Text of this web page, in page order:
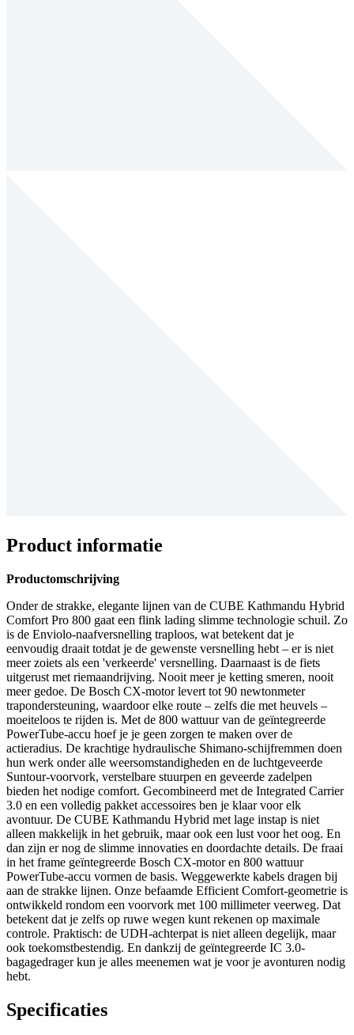
Product informatie
Productomschrijving
Onder de strakke, elegante lijnen van de CUBE Kathmandu Hybrid
Comfort Pro 800 gaat een flink lading slimme technologie schuil. Zo
is de Enviolo-naafversnelling traploos, wat betekent dat je
eenvoudig draait totdat je de gewenste versnelling hebt – er is niet
meer zoiets als een 'verkeerde' versnelling. Daarnaast is de fiets
uitgerust met riemaandrijving. Nooit meer je ketting smeren, nooit
meer gedoe. De Bosch CX-motor levert tot 90 newtonmeter
trapondersteuning, waardoor elke route – zelfs die met heuvels –
moeiteloos te rijden is. Met de 800 wattuur van de geïntegreerde
PowerTube-accu hoef je je geen zorgen te maken over de
actieradius. De krachtige hydraulische Shimano-schijfremmen doen
hun werk onder alle weersomstandigheden en de luchtgeveerde
Suntour-voorvork, verstelbare stuurpen en geveerde zadelpen
bieden het nodige comfort. Gecombineerd met de Integrated Carrier
3.0 en een volledig pakket accessoires ben je klaar voor elk
avontuur. De CUBE Kathmandu Hybrid met lage instap is niet
alleen makkelijk in het gebruik, maar ook een lust voor het oog. En
dan zijn er nog de slimme innovaties en doordachte details. De fraai
in het frame geïntegreerde Bosch CX-motor en 800 wattuur
PowerTube-accu vormen de basis. Weggewerkte kabels dragen bij
aan de strakke lijnen. Onze befaamde Efficient Comfort-geometrie is
ontwikkeld rondom een voorvork met 100 millimeter veerweg. Dat
betekent dat je zelfs op ruwe wegen kunt rekenen op maximale
controle. Praktisch: de UDH-achterpat is niet alleen degelijk, maar
ook toekomstbestendig. En dankzij de geïntegreerde IC 3.0-
bagagedrager kun je alles meenemen wat je voor je avonturen nodig
hebt.
Specificaties